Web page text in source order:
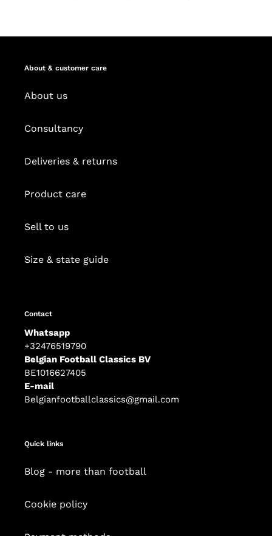
About & customer care
About us
Consultancy
Deliveries & returns
Product care
Sell to us
Size & state guide
Contact
Whatsapp
+32476519790
Belgian Football Classics BV
BE1016627405
E-mail
Belgianfootballclassics@gmail.com
Quick links
Blog - more than football
Cookie policy